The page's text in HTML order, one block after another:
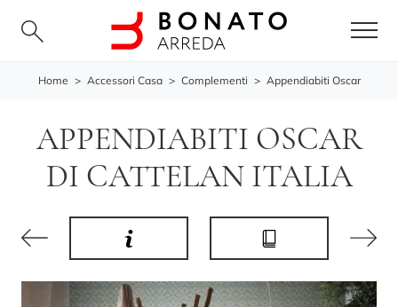
Home > Accessori Casa > Complementi > Appendiabiti Oscar
APPENDIABITI OSCAR
DI CATTELAN ITALIA